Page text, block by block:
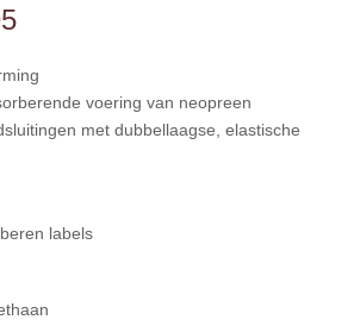
€14,95.
voering van neopreen
met dubbellaagse, elastische
labels